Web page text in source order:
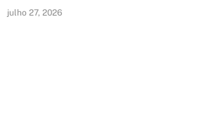
julho 27, 2026